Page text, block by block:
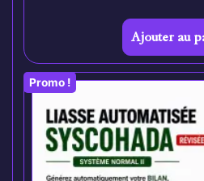
Ajouter au
Promo !